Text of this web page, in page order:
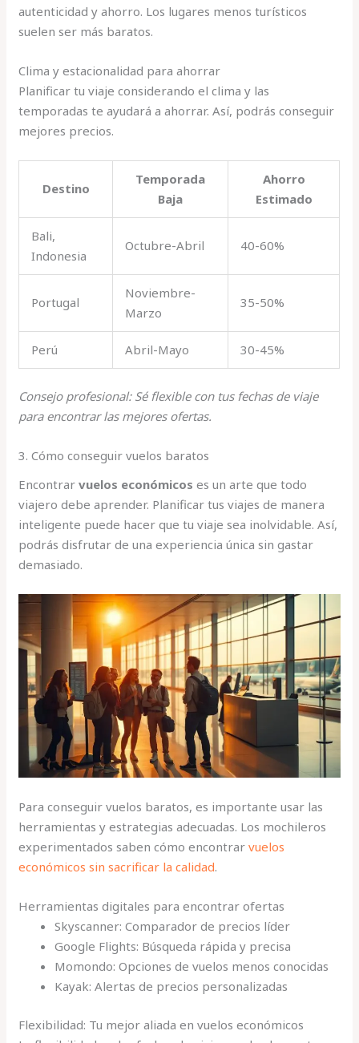
autenticidad y ahorro. Los lugares menos turísticos
suelen ser más baratos.
Clima y estacionalidad para ahorrar
Planificar tu viaje considerando el clima y las
temporadas te ayudará a ahorrar. Así, podrás conseguir
mejores precios.
Destino
Temporada
Baja
Ahorro
Estimado
Bali,
Indonesia
Octubre-Abril 40-60%
Portugal
Noviembre-
Marzo
35-50%
Perú Abril-Mayo 30-45%
Consejo profesional: Sé flexible con tus fechas de viaje
para encontrar las mejores ofertas.
3. Cómo conseguir vuelos baratos
Encontrarvuelos económicos es un arte que todo
viajero debe aprender. Planificar tus viajes de manera
inteligente puede hacer que tu viaje sea inolvidable. Así,
podrás disfrutar de una experiencia única sin gastar
demasiado.
Para conseguir vuelos baratos, es importante usar las
herramientas y estrategias adecuadas. Los mochileros
experimentados saben cómo encontrarvuelos
económicos sin sacrificar la calidad.
Herramientas digitales para encontrar ofertas
Skyscanner: Comparador de precios líder
Google Flights: Búsqueda rápida y precisa
Momondo: Opciones de vuelos menos conocidas
Kayak: Alertas de precios personalizadas
Flexibilidad: Tu mejor aliada en vuelos económicos